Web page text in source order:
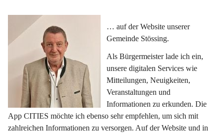
… auf der Website unserer
Gemeinde Stössing.
Als Bürgermeister lade ich ein,
unsere digitalen Services wie
Mitteilungen, Neuigkeiten,
Veranstaltungen und
Informationen zu erkunden. Die
App CITIES möchte ich ebenso sehr empfehlen, um sich mit
zahlreichen Informationen zu versorgen. Auf der Website und in